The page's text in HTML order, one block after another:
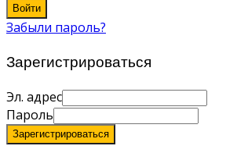
Войти
Забыли пароль?
Зарегистрироваться
Эл. адрес
Пароль
Зарегистрироваться